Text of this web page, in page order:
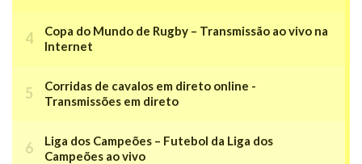
Copa do Mundo de Rugby – Transmissão ao vivo na
Internet
Corridas de cavalos em direto online -
Transmissões em direto
Liga dos Campeões – Futebol da Liga dos
Campeões ao vivo